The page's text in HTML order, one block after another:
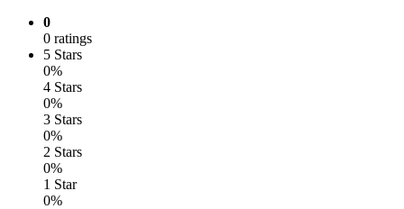
0
0 ratings
5 Stars
0%
4 Stars
0%
3 Stars
0%
2 Stars
0%
1 Star
0%